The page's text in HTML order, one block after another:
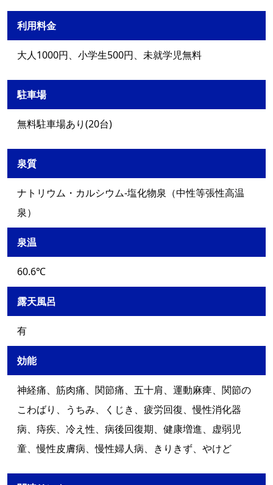
利用料金
大人1000円、小学生500円、未就学児無料
駐車場
無料駐車場あり(20台)
泉質
ナトリウム・カルシウム-塩化物泉（中性等張性高温
泉）
泉温
60.6℃
露天風呂
有
効能
神経痛、筋肉痛、関節痛、五十肩、運動麻痺、関節の
こわばり、うちみ、くじき、疲労回復、慢性消化器
病、痔疾、冷え性、病後回復期、健康増進、虚弱児
童、慢性皮膚病、慢性婦人病、きりきず、やけど